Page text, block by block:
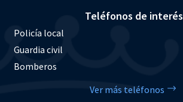
Teléfonos de interés
Policía local
Guardia civil
Bomberos
Ver más teléfonos